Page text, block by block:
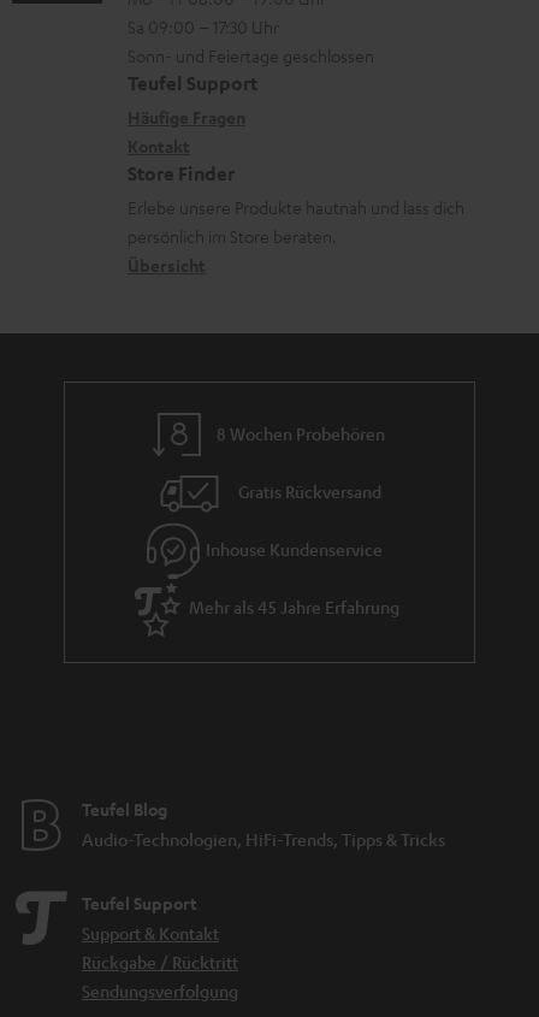
n
o
n
e
u
r
r
a
-
L
e
k
o
n
t
a
d
a
n
Sa 09:00 – 17:30 Uhr
Sonn- und Feiertage geschlossen
Teufel Support
Store Finder
Erlebe unsere Produkte hautnah und lass dich
persönlich im Store beraten.
8 Wochen Probehören
Gratis Rückversand
Inhouse Kundenservice
Mehr als 45 Jahre Erfahrung
Teufel Blog
Audio-Technologien, HiFi-Trends, Tipps & Tricks
Teufel Support
Support & Kontakt
Rückgabe / Rücktritt
Sendungsverfolgung